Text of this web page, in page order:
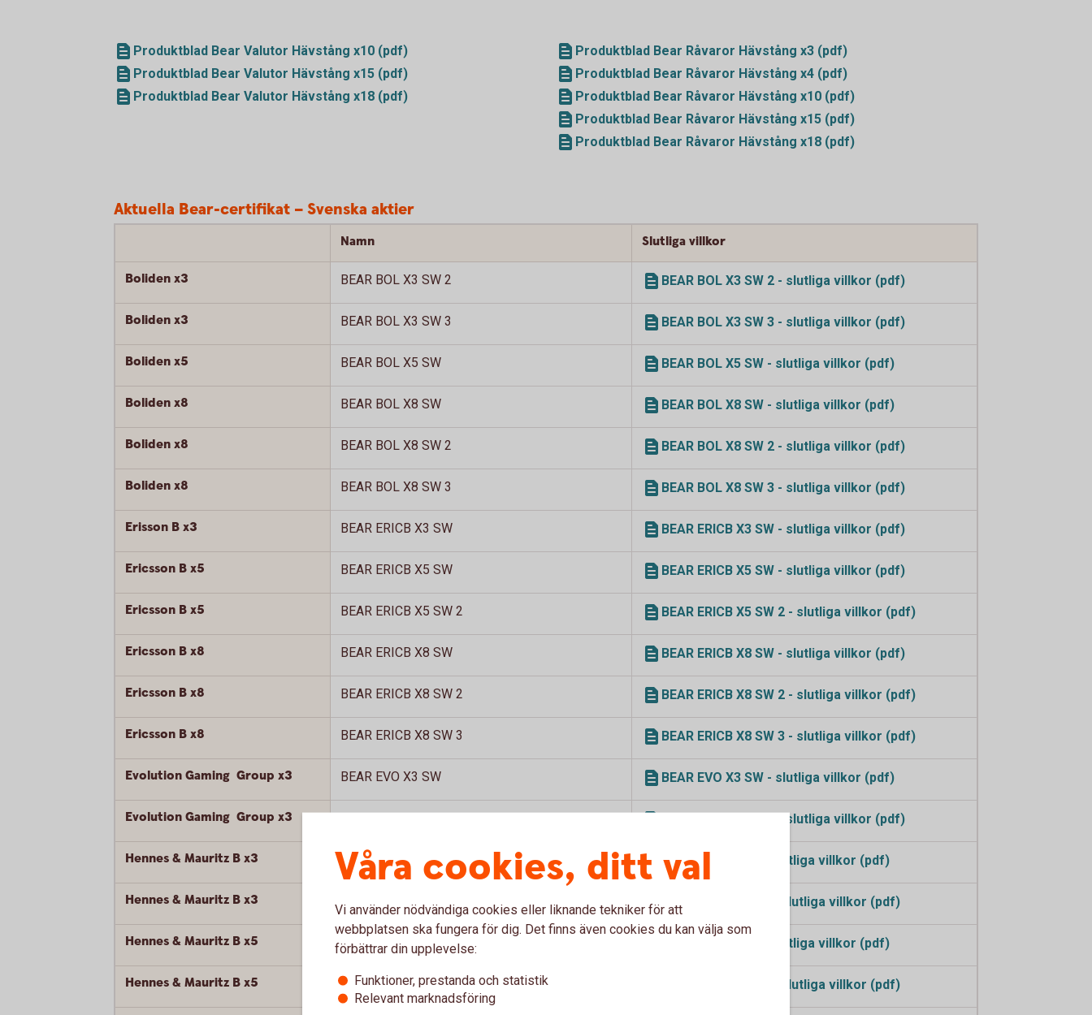
Produktblad Bear Valutor Hävstång x10 (pdf)
Produktblad Bear Valutor Hävstång x15 (pdf)
Produktblad Bear Valutor Hävstång x18 (pdf)
Produktblad Bear Råvaror Hävstång x3 (pdf)
Produktblad Bear Råvaror Hävstång x4 (pdf)
Produktblad Bear Råvaror Hävstång x10 (pdf)
Produktblad Bear Råvaror Hävstång x15 (pdf)
Produktblad Bear Råvaror Hävstång x18 (pdf)
Aktuella Bear-certifikat – Svenska aktier
Namn Slutliga villkor
Boliden x3 BEAR BOL X3 SW 2 BEAR BOL X3 SW 2 - slutliga villkor (pdf)
Boliden x3 BEAR BOL X3 SW 3 BEAR BOL X3 SW 3 - slutliga villkor (pdf)
Boliden x5 BEAR BOL X5 SW BEAR BOL X5 SW - slutliga villkor (pdf)
Boliden x8 BEAR BOL X8 SW BEAR BOL X8 SW - slutliga villkor (pdf)
Boliden x8 BEAR BOL X8 SW 2 BEAR BOL X8 SW 2 - slutliga villkor (pdf)
Boliden x8 BEAR BOL X8 SW 3 BEAR BOL X8 SW 3 - slutliga villkor (pdf)
Erisson B x3 BEAR ERICB X3 SW BEAR ERICB X3 SW - slutliga villkor (pdf)
Ericsson B x5 BEAR ERICB X5 SW BEAR ERICB X5 SW - slutliga villkor (pdf)
Ericsson B x5 BEAR ERICB X5 SW 2 BEAR ERICB X5 SW 2 - slutliga villkor (pdf)
Ericsson B x8 BEAR ERICB X8 SW BEAR ERICB X8 SW - slutliga villkor (pdf)
Ericsson B x8 BEAR ERICB X8 SW 2 BEAR ERICB X8 SW 2 - slutliga villkor (pdf)
Ericsson B x8 BEAR ERICB X8 SW 3 BEAR ERICB X8 SW 3 - slutliga villkor (pdf)
Evolution Gaming Group x3 BEAR EVO X3 SW BEAR EVO X3 SW - slutliga villkor (pdf)
Evolution Gaming Group x3 BEAR EVO X3 SW 2 BEAR EVO X3 SW 2 - slutliga villkor (pdf)
Hennes & Mauritz B x3 BEAR HM X3 SW BEAR HM X3 SW - slutliga villkor (pdf)
Hennes & Mauritz B x3 BEAR HM X3 SW 2 BEAR HM X3 SW 2 - slutliga villkor (pdf)
Hennes & Mauritz B x5 BEAR HM X5 SW BEAR HM X5 SW - slutliga villkor (pdf)
Hennes & Mauritz B x5 BEAR HM X5 SW 2 BEAR HM X5 SW 2 - slutliga villkor (pdf)
Våra cookies, ditt val
Vi använder nödvändiga cookies eller liknande tekniker för att
webbplatsen ska fungera för dig. Det finns även cookies du kan välja som
förbättrar din upplevelse:
Funktioner, prestanda och statistik
Relevant marknadsföring